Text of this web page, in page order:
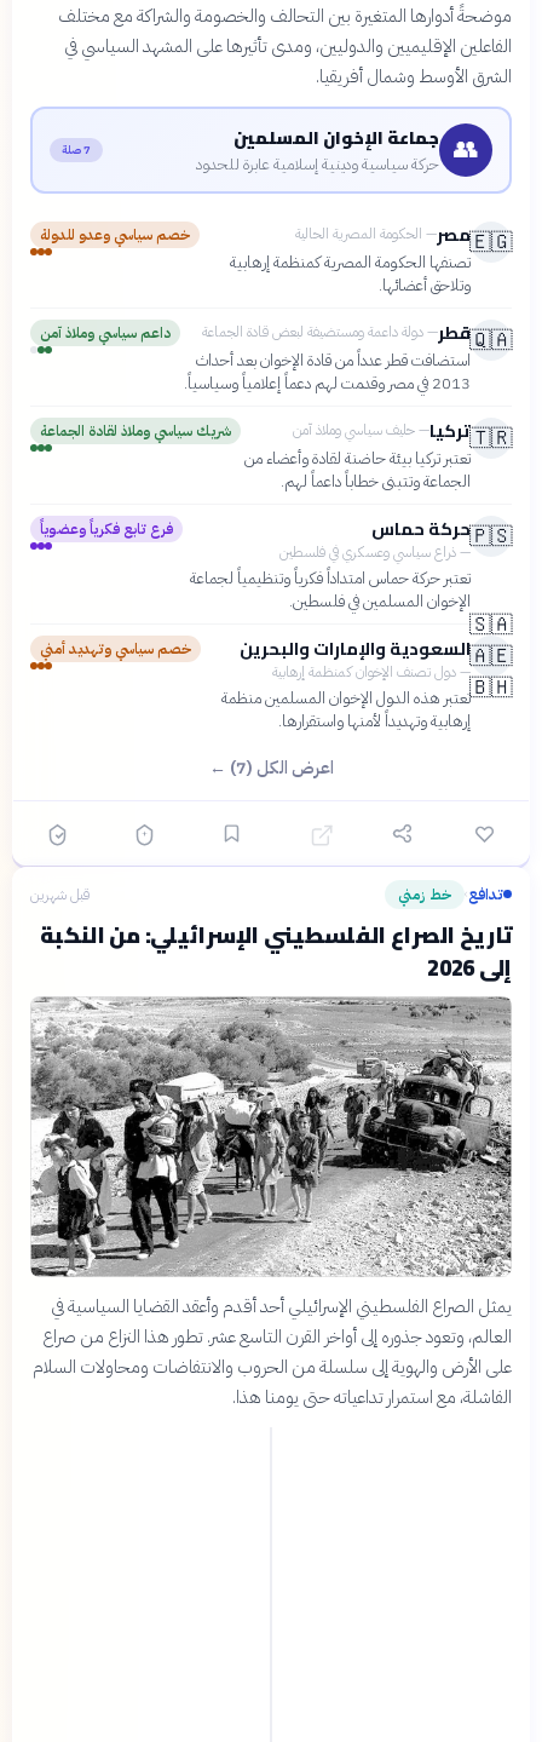
موضحةً أدوارها المتغيرة بين التحالف والخصومة والشراكة مع مختلف
الفاعلين الإقليميين والدوليين، ومدى تأثيرها على المشهد السياسي في
الشرق الأوسط وشمال أفريقيا.
👥 جماعة الإخوان المسلمين
حركة سياسية ودينية إسلامية عابرة للحدود
7 صلة
🇪🇬مصر— الحكومة المصرية الحالية
تصنفها الحكومة المصرية كمنظمة إرهابية
وتلاحق أعضائها.
خصم سياسي وعدو للدولة
🇶🇦قطر—دولة داعمة ومستضيفة لبعض قادة الجماعة
استضافت قطر عدداً من قادة الإخوان بعد أحداث
2013 في مصر وقدمت لهم دعماً إعلامياً وسياسياً.
داعم سياسي وملاذ آمن
🇹🇷تركيا—حليف سياسي وملاذ آمن
تعتبر تركيا بيئة حاضنة لقادة وأعضاء من
الجماعة وتتبنى خطاباً داعماً لهم.
شريك سياسي وملاذ لقادة الجماعة
🇵🇸حركة حماس
—ذراع سياسي وعسكري في فلسطين
تعتبر حركة حماس امتداداً فكرياً وتنظيمياً لجماعة
الإخوان المسلمين في فلسطين.
فرع تابع فكرياً وعضوياً
🇸🇦
🇦🇪
🇧🇭
السعودية والإمارات والبحرين
—دول تصنف الإخوان كمنظمة إرهابية
تعتبر هذه الدول الإخوان المسلمين منظمة
إرهابية وتهديداً لأمنها واستقرارها.
خصم سياسي وتهديد أمني
اعرض الكل (7) ←
تدافع› خط زمني قبل شهرين
تاريخ الصراع الفلسطيني الإسرائيلي: من النكبة
إلى 2026
يمثل الصراع الفلسطيني الإسرائيلي أحد أقدم وأعقد القضايا السياسية في
العالم، وتعود جذوره إلى أواخر القرن التاسع عشر. تطور هذا النزاع من صراع
على الأرض والهوية إلى سلسلة من الحروب والانتفاضات ومحاولات السلام
الفاشلة، مع استمرار تداعياته حتى يومنا هذا.